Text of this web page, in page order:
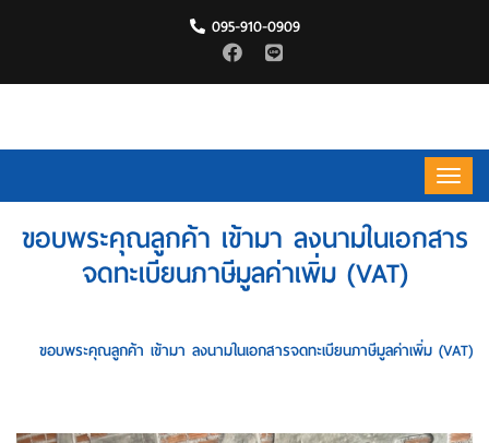
095-910-0909
ขอบพระคุณลูกค้า เข้ามา ลงนามในเอกสาร
จดทะเบียนภาษีมูลค่าเพิ่ม (VAT)
ขอบพระคุณลูกค้า เข้ามา ลงนามในเอกสารจดทะเบียนภาษีมูลค่าเพิ่ม (VAT)